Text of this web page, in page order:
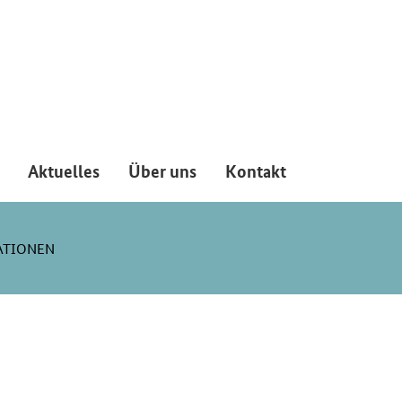
Aktuelles Über uns Kontakt